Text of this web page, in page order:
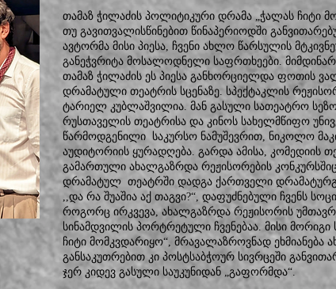
თამაზ ჭილაძის პოლიტიკური დრამა „ჭალას ჩიტი
თუ გავითვალისწინებით წინაპერიოდში
ავტორმა მისი პიესა, ჩვენი ახლო წარსულის
განეჭვრიტა მოსალოდნელი საფრთხეები.
თამაზ ჭილაძის ეს პიესა განხორციელდა ფოთის
დრამატული თეატრის სცენაზე. სპექტაკლის
ტარიელ კუბლაშვილია. მან გასული სათეატრო
რუსთაველის თეატრისა და კინოს სახელმწიფო
წარმოდგენილი საკურსო ნამუშევრით, ნიკოლო
აუდიტორიის ყურადღება. გარდა ამისა,
გამართული ახალგაზრდა რეჟისორების კონკურსშიც
დრამატულ თეატრში დადგა ქართველი
,,და რა შუაშია აქ თაგვი?“, დაფუძნებული ჩვენს
როგორც ირკვევა, ახალგაზრდა რეჟისორის
სინამდვილის პორტრეტული ჩვენებაა. მისი
ჩიტი მომკვდარიყო“, მრავალაზროვნად
განსაკუთრებით კი პოსტსაბჭოურ სივრცეში
ჯერ კიდევ გასული საუკუნიდან „გაფორმდა“.